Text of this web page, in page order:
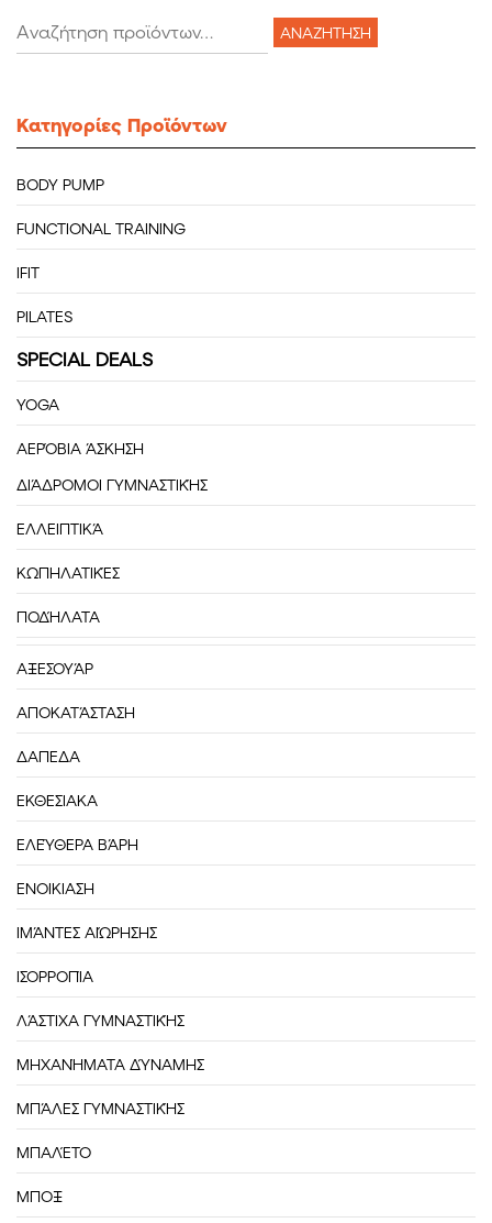
Αναζήτηση
για:
ΑΝΑΖΉΤΗΣΗ
Κατηγορίες Προϊόντων
BODY PUMP
FUNCTIONAL TRAINING
IFIT
PILATES
SPECIAL DEALS
YOGA
ΑΕΡΌΒΙΑ ΆΣΚΗΣΗ
ΔΙΆΔΡΟΜΟΙ ΓΥΜΝΑΣΤΙΚΉΣ
ΕΛΛΕΙΠΤΙΚΆ
ΚΩΠΗΛΑΤΙΚΈΣ
ΠΟΔΉΛΑΤΑ
ΑΞΕΣΟΥΆΡ
ΑΠΟΚΑΤΆΣΤΑΣΗ
ΔΑΠΕΔΑ
ΕΚΘΕΣΙΑΚΑ
ΕΛΕΎΘΕΡΑ ΒΆΡΗ
ΕΝΟΙΚΙΑΣΗ
ΙΜΆΝΤΕΣ ΑΙΏΡΗΣΗΣ
ΙΣΟΡΡΟΠΊΑ
ΛΆΣΤΙΧΑ ΓΥΜΝΑΣΤΙΚΉΣ
ΜΗΧΑΝΉΜΑΤΑ ΔΎΝΑΜΗΣ
ΜΠΆΛΕΣ ΓΥΜΝΑΣΤΙΚΉΣ
ΜΠΑΛΈΤΟ
ΜΠΟΞ